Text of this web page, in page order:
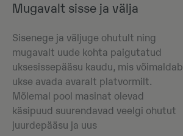
Mugavalt sisse ja välja
Sisenege ja väljuge ohutult ning
mugavalt uude kohta paigutatud
uksesissepääsu kaudu, mis võimaldab
ukse avada avaralt platvormilt.
Mõlemal pool masinat olevad
käsipuud suurendavad veelgi ohutut
juurdepääsu ja uus